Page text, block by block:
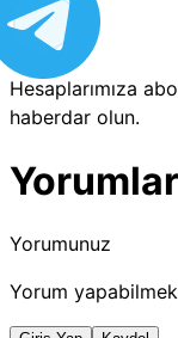
Hesaplarımıza
haberdar olun.
Yorumunuz
Yorum yapabilmek